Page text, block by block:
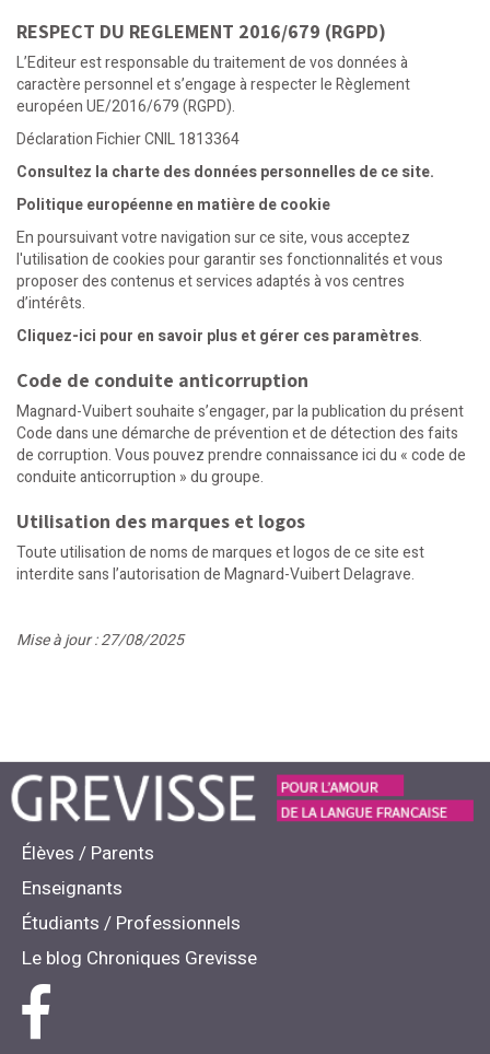
RESPECT DU REGLEMENT 2016/679 (RGPD)
L’Editeur est responsable du traitement de vos données à
caractère personnel et s’engage à respecter le Règlement
européen UE/2016/679 (RGPD).
Déclaration Fichier CNIL 1813364
Consultez la charte des données personnelles de ce site.
Politique européenne en matière de cookie
En poursuivant votre navigation sur ce site, vous acceptez
l'utilisation de cookies pour garantir ses fonctionnalités et vous
proposer des contenus et services adaptés à vos centres
d’intérêts.
Cliquez-ici pour en savoir plus et gérer ces paramètres.
Code de conduite anticorruption
Magnard-Vuibert souhaite s’engager, par la publication du présent
Code dans une démarche de prévention et de détection des faits
de corruption. Vous pouvezprendre connaissance ici du « code de
conduite anticorruption » du groupe.
Utilisation des marques et logos
Toute utilisation de noms de marques et logos de ce site est
interdite sans l’autorisation de Magnard-Vuibert Delagrave.
Mise à jour : 27/08/2025
Élèves / Parents
Enseignants
Étudiants / Professionnels
Le blog Chroniques Grevisse